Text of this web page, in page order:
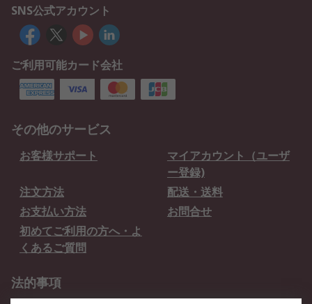
SNS公式アカウント
ご利用可能カード会社
その他のサービス
お客様サポート
マイアカウント（ユーザ
ー登録)
注文方法
配送・送料
お支払い方法
お問合せ
初めてご利用の方へ・よ
くあるご質問
法的事項